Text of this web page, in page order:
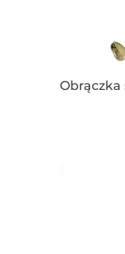
Obrączka